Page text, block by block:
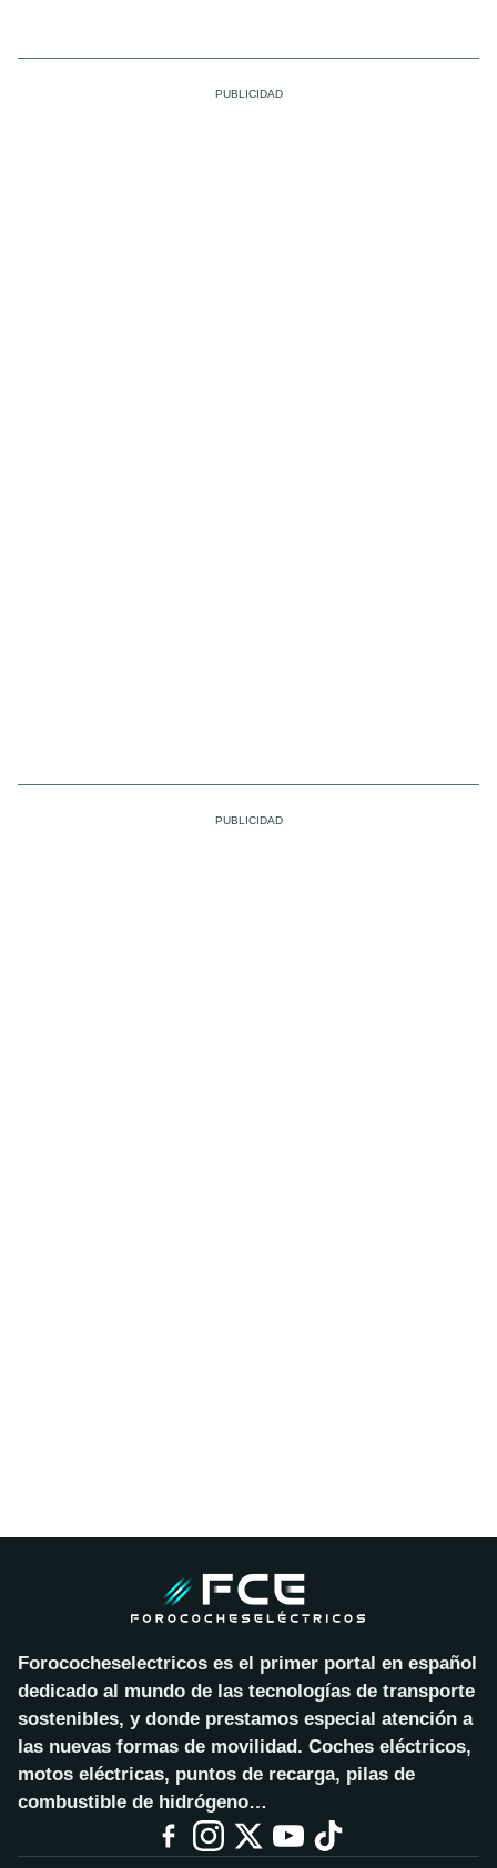
Forococheselectricos es el primer portal en español
dedicado al mundo de las tecnologías de transporte
sostenibles, y donde prestamos especial atención a
las nuevas formas de movilidad. Coches eléctricos,
motos eléctricas, puntos de recarga, pilas de
combustible de hidrógeno…